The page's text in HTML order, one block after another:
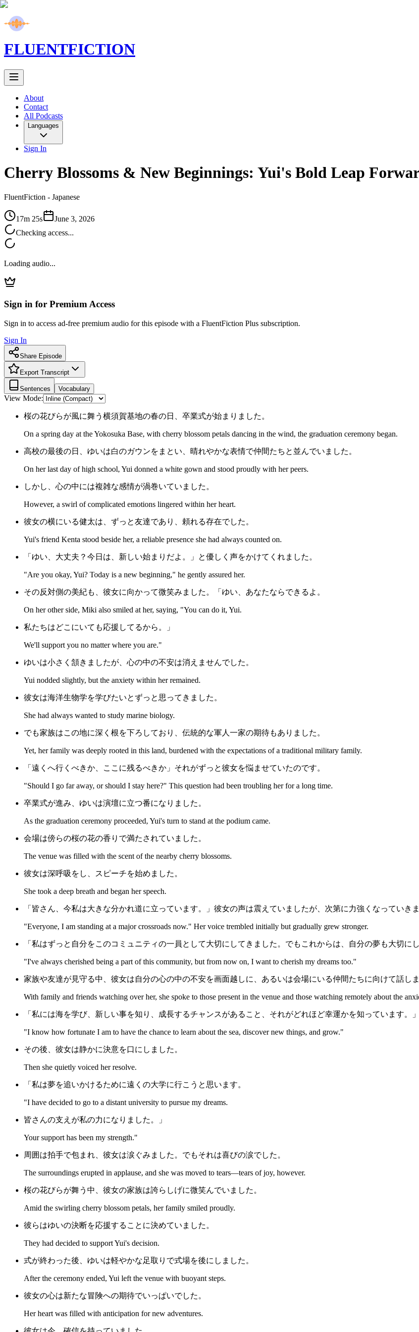
FLUENTFICTION
About
Contact
All Podcasts
Languages
Sign In
Cherry Blossoms & New Beginnings: Yui's Bold Leap
FluentFiction - Japanese
17m 25s
June 3, 2026
Checking access...
Loading audio...
Sign in for Premium Access
Sign in to access ad-free premium audio for this episode with a FluentFiction Plus subscription.
Sign In
Share Episode
Export Transcript
Sentences Vocabulary
View Mode:
桜の花びらが風に舞う横須賀基地の春の日、卒業式が始まりました。
On a spring day at the Yokosuka Base, with cherry blossom petals dancing in the wind, the graduation ceremony began.
高校の最後の日、ゆいは白のガウンをまとい、晴れやかな表情で仲間たちと並んでいました。
On her last day of high school, Yui donned a white gown and stood proudly with her peers.
しかし、心の中には複雑な感情が渦巻いていました。
However, a swirl of complicated emotions lingered within her heart.
彼女の横にいる健太は、ずっと友達であり、頼れる存在でした。
Yui's friend Kenta stood beside her, a reliable presence she had always counted on.
「ゆい、大丈夫？今日は、新しい始まりだよ。」と優しく声をかけてくれました。
"Are you okay, Yui? Today is a new beginning," he gently assured her.
その反対側の美紀も、彼女に向かって微笑みました。「ゆい、あなたならできるよ。
On her other side, Miki also smiled at her, saying, "You can do it, Yui.
私たちはどこにいても応援してるから。」
We'll support you no matter where you are."
ゆいは小さく頷きましたが、心の中の不安は消えませんでした。
Yui nodded slightly, but the anxiety within her remained.
彼女は海洋生物学を学びたいとずっと思ってきました。
She had always wanted to study marine biology.
でも家族はこの地に深く根を下ろしており、伝統的な軍人一家の期待もありました。
Yet, her family was deeply rooted in this land, burdened with the expectations of a traditional military family.
「遠くへ行くべきか、ここに残るべきか」それがずっと彼女を悩ませていたのです。
"Should I go far away, or should I stay here?" This question had been troubling her for a long time.
卒業式が進み、ゆいは演壇に立つ番になりました。
As the graduation ceremony proceeded, Yui's turn to stand at the podium came.
会場は傍らの桜の花の香りで満たされていました。
The venue was filled with the scent of the nearby cherry blossoms.
彼女は深呼吸をし、スピーチを始めました。
She took a deep breath and began her speech.
「皆さん、今私は大きな分かれ道に立っています。」彼女の声は震えていましたが、次第に力強くなっていきま
"Everyone, I am standing at a major crossroads now." Her voice trembled initially but gradually grew stronger.
「私はずっと自分をこのコミュニティの一員として大切にしてきました。でもこれからは、自分の夢も大切に
"I've always cherished being a part of this community, but from now on, I want to cherish my dreams too."
家族や友達が見守る中、彼女は自分の心の中の不安を画面越しに、あるいは会場にいる仲間たちに向けて話しま
With family and friends watching over her, she spoke to those present in the venue and those watching remotely about the
「私には海を学び、新しい事を知り、成長するチャンスがあること、それがどれほど幸運かを知っています。」
"I know how fortunate I am to have the chance to learn about the sea, discover new things, and grow."
その後、彼女は静かに決意を口にしました。
Then she quietly voiced her resolve.
「私は夢を追いかけるために遠くの大学に行こうと思います。
"I have decided to go to a distant university to pursue my dreams.
皆さんの支えが私の力になりました。」
Your support has been my strength."
周囲は拍手で包まれ、彼女は涙ぐみました。でもそれは喜びの涙でした。
The surroundings erupted in applause, and she was moved to tears—tears of joy, however.
桜の花びらが舞う中、彼女の家族は誇らしげに微笑んでいました。
Amid the swirling cherry blossom petals, her family smiled proudly.
彼らはゆいの決断を応援することに決めていました。
They had decided to support Yui's decision.
式が終わった後、ゆいは軽やかな足取りで式場を後にしました。
After the ceremony ended, Yui left the venue with buoyant steps.
彼女の心は新たな冒険への期待でいっぱいでした。
Her heart was filled with anticipation for new adventures.